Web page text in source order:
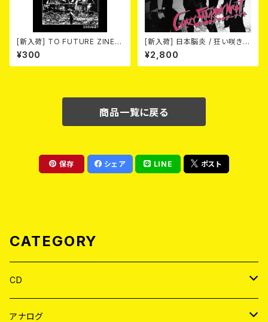
[新入荷] TO FUTURE ZINE 2
026 issue 21 -NO WAR! NO
HATE!- (ZINE)
¥300
[新入荷] 日本脳炎 / 狂い咲きサ
タデーナイト(CD)
¥2,800
商品一覧に戻る
保存 シェア LINE ポスト
CATEGORY
CD
JAPAN
アナログ